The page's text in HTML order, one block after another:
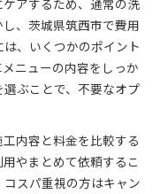
アするため、通常の洗
、茨城県筑西市で費用
、いくつかのポイント
ニューの内容をしっか
ぶことで、不要なオプ
内容と料金を比較する
やまとめて依頼するこ
スパ重視の方はキャン